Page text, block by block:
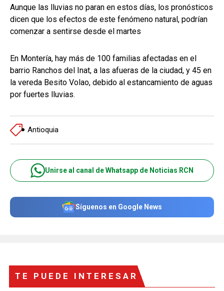
Aunque las lluvias no paran en estos días, los pronósticos
dicen que los efectos de este fenómeno natural, podrían
comenzar a sentirse desde el martes
En Montería, hay más de 100 familias afectadas en el
barrio Ranchos del Inat, a las afueras de la ciudad, y 45 en
la vereda Besito Volao, debido al estancamiento de aguas
por fuertes lluvias.
Antioquia
Unirse al canal de Whatsapp de Noticias RCN
Síguenos en Google News
TE PUEDE INTERESAR